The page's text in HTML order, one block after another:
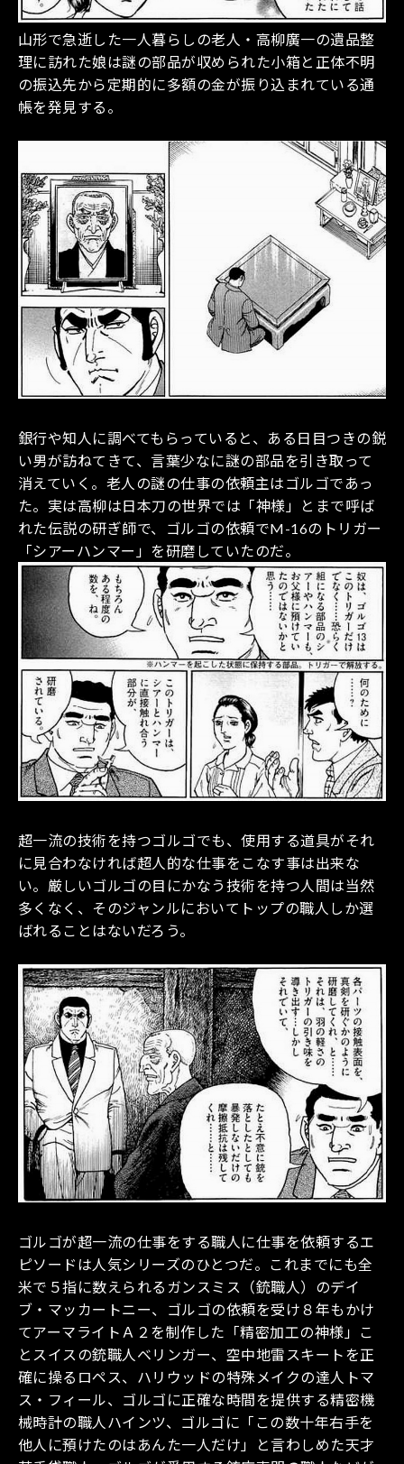
山形で急逝した一人暮らしの老人・高柳廣一の遺品整
理に訪れた娘は謎の部品が収められた小箱と正体不明
の振込先から定期的に多額の金が振り込まれている通
帳を発見する。
銀行や知人に調べてもらっていると、ある日目つきの鋭
い男が訪ねてきて、言葉少なに謎の部品を引き取って
消えていく。老人の謎の仕事の依頼主はゴルゴであっ
た。実は高柳は日本刀の世界では「神様」とまで呼ば
れた伝説の研ぎ師で、ゴルゴの依頼でM-16のトリガー
「シアーハンマー」を研磨していたのだ。
超一流の技術を持つゴルゴでも、使用する道具がそれ
に見合わなければ超人的な仕事をこなす事は出来な
い。厳しいゴルゴの目にかなう技術を持つ人間は当然
多くなく、そのジャンルにおいてトップの職人しか選
ばれることはないだろう。
ゴルゴが超一流の仕事をする職人に仕事を依頼するエ
ピソードは人気シリーズのひとつだ。これまでにも全
米で５指に数えられるガンスミス（銃職人）のデイ
ブ・マッカートニー、ゴルゴの依頼を受け８年もかけ
てアーマライトＡ２を制作した「精密加工の神様」こ
とスイスの銃職人ベリンガー、空中地雷スキートを正
確に操るロペス、ハリウッドの特殊メイクの達人トマ
ス・フィール、ゴルゴに正確な時間を提供する精密機
械時計の職人ハインツ、ゴルゴに「この数十年右手を
他人に預けたのはあんた一人だけ」と言わしめた天才